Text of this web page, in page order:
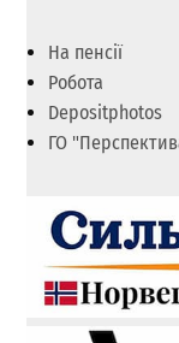
На пенсії
Робота
Depositphotos
ГО